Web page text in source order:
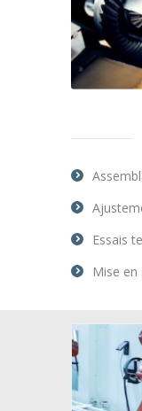
Essais
Mise en